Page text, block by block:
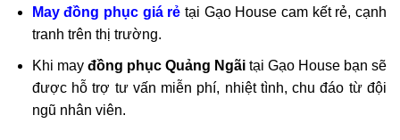
May đồng phục giá rẻ tại Gạo House cam kết rẻ, cạnh
tranh trên thị trường.
Khi may đồng phục Quảng Ngãi tại Gạo House bạn sẽ
được hỗ trợ tư vấn miễn phí, nhiệt tình, chu đáo từ đội
ngũ nhân viên.